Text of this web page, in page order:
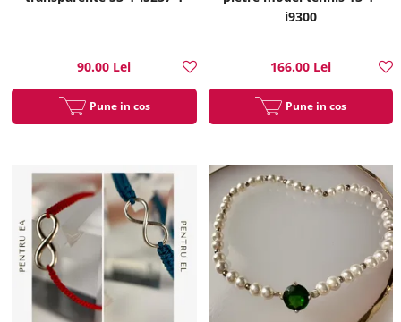
90.00 Lei
Pune in cos
i9300
166.00 Lei
Pune in cos